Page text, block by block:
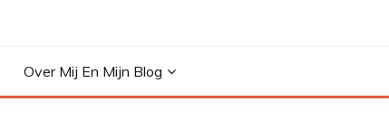
Over Mij En Mijn Blog